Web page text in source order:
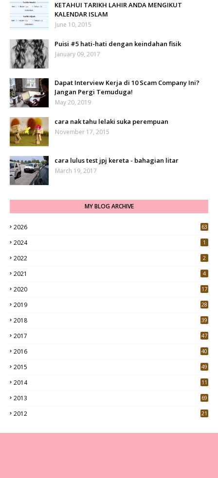
KETAHUI TARIKH LAHIR ANDA MENGIKUT
KALENDAR ISLAM
June 10, 2015
Puisi #5 hati-hati dengan keindahan fisik
January 09, 2017
Dapat Interview Kerja di 10 Scam Company Ini?
Jangan Pergi Temuduga!
May 20, 2019
cara nak tahu lelaki suka perempuan
November 17, 2015
cara lulus test jpj kereta - bahagian litar
March 19, 2017
MY BLOG ARCHIVE
2026 63
2024 1
2022 2
2021 4
2020
17
2019
28
2018
39
2017
47
2016
40
2015
49
2014 11
2013 69
2012 21